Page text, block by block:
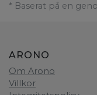
* Baserat på en
ARONO
Om Arono
Villkor